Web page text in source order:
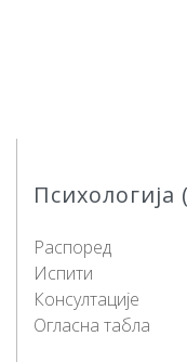
Психологија
Распоред
Испити
Консултације
Огласна табла